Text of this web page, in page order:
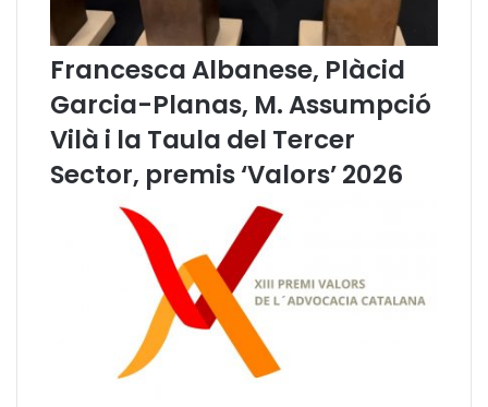
s
e
·
l
s
Francesca Albanese, Plàcid
Garcia-Planas, M. Assumpció
Vilà i la Taula del Tercer
Sector, premis ‘Valors’ 2026